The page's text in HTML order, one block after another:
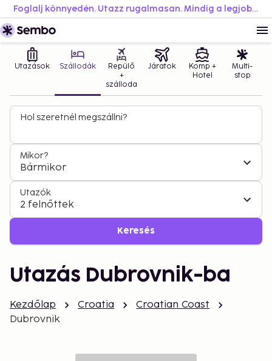
Foglalj könnyedén. Utazz rugalmasan. Mindig a legjobb áron.
Utazások Szállodák
Repülő
+
szálloda
Járatok
Komp +
Hotel
Multi-
stop
Hol szeretnél megszállni?
Mikor?
Bármikor
Utazók
2 felnőttek
Keresés
Utazás Dubrovnik-ba
Kezdőlap Croatia
Croatian Coast
Dubrovnik